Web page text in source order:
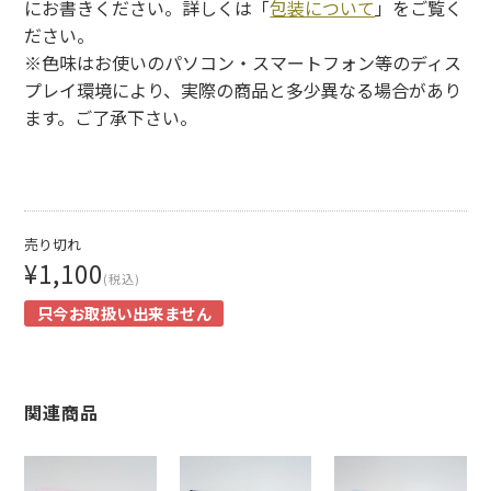
にお書きください。詳しくは「包装について 」をご覧く
ださい。
※色味はお使いのパソコン・スマートフォン等のディス
プレイ環境により、実際の商品と多少異なる場合があり
ます。ご了承下さい。
売り切れ
¥1,100(税込)
只今お取扱い出来ません
関連商品